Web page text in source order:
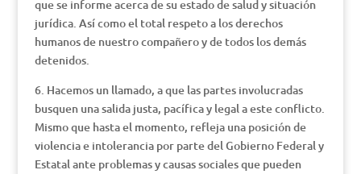
que se informe acerca de su estado de salud y situación
jurídica. Así como el total respeto a los derechos
humanos de nuestro compañero y de todos los demás
detenidos.
6. Hacemos un llamado, a que las partes involucradas
busquen una salida justa, pacífica y legal a este conflicto.
Mismo que hasta el momento, refleja una posición de
violencia e intolerancia por parte del Gobierno Federal y
Estatal ante problemas y causas sociales que pueden